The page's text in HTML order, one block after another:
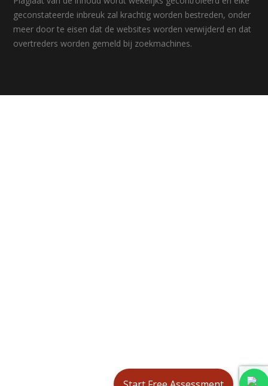
geconstateerde inbreuk zal krachtig worden bestreden, onder
meer door te eisen dat de websites worden verwijderd en dat
overtreders worden gemeld bij zoekmachines.